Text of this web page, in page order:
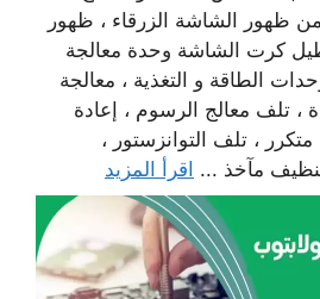
ظهور الشاشة الزرقاء ، ظهور
كرت الشاشة وحدة معالجة
الطاقة و التغذية ، معالجة
، تلف معالج الرسوم ، إعادة
، تلف التوانزستور ،
مآخذ ... اقرأ المزيد